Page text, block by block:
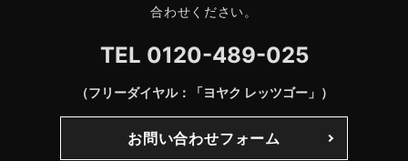
合わせください。
TEL 0120-489-025
（フリーダイヤル：「ヨヤク レッツゴー」）
お問い合わせフォーム